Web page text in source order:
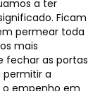
a ter
Ficam
permear toda
mais
fechar as portas
permitir a
o empenho em